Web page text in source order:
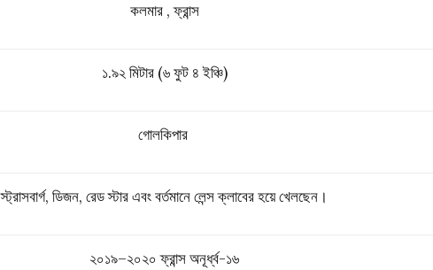
কলমার , ফ্রান্স
১.৯২ মিটার (৬ ফুট ৪ ইঞ্চি)
গোলকিপার
স্ট্রাসবার্গ, ডিজন, রেড স্টার এবং বর্তমানে লেন্স ক্লাবের হয়ে খেলছেন।
২০১৯–২০২০ ফ্রান্স অনূর্ধ্ব-১৬